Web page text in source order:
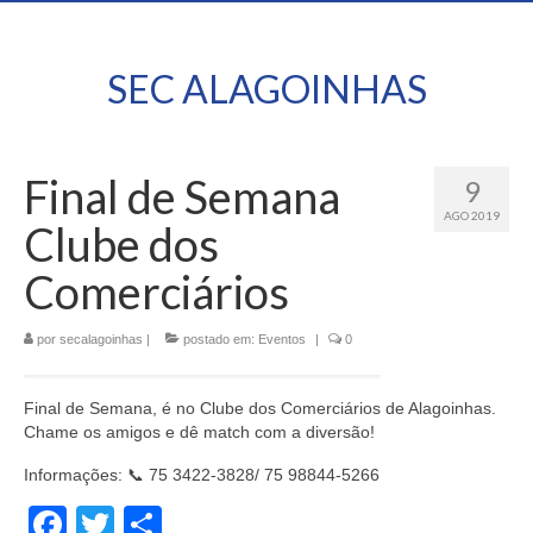
SEC ALAGOINHAS
9
AGO 2019
Final de Semana
Clube dos
Comerciários
por secalagoinhas | postado em: Eventos | 0
Final de Semana, é no Clube dos Comerciários de Alagoinhas.
Chame os amigos e dê match com a diversão!
Informações: 📞 75 3422-3828/ 75 98844-5266